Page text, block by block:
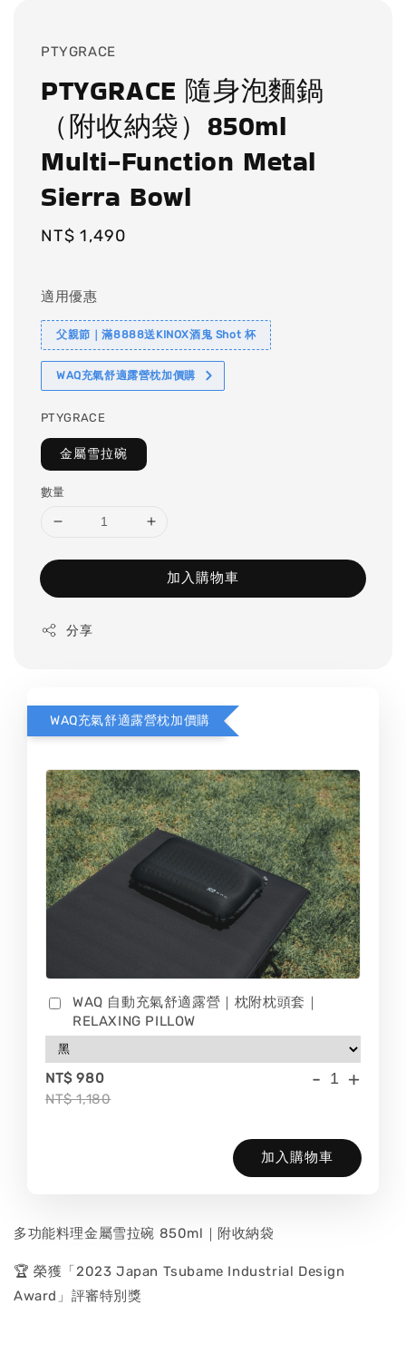
PTYGRACE
PTYGRACE 隨身泡麵鍋
（附收納袋）850ml
Multi-Function Metal
Sierra Bowl
Regular
NT$ 1,490
適用優惠
父親節｜滿8888送KINOX酒鬼 Shot 杯
WAQ充氣舒適露營枕加價購
PTYGRACE
金屬雪拉碗
數量
加入購物車
分享
WAQ充氣舒適露營枕加價購
WAQ 自動充氣舒適露營｜枕附枕頭套｜
RELAXING PILLOW
NT$ 980
NT$ 1,180
- +
加入購物車
多功能料理金屬雪拉碗 850ml｜附收納袋
🏆 榮獲「2023 Japan Tsubame Industrial Design
Award」評審特別獎